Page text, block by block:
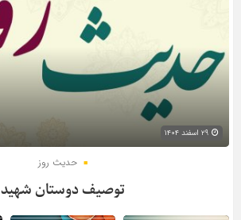
حدیث روز
توصیف دوستان شهید